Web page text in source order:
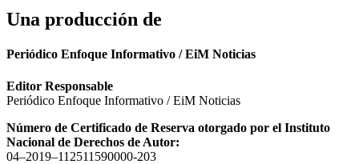
Una producción de
Periódico Enfoque Informativo / EiM Noticias
Editor Responsable
Periódico Enfoque Informativo / EiM Noticias
Número de Certificado de Reserva otorgado por el Instituto
Nacional de Derechos de Autor:
04–2019–112511590000-203